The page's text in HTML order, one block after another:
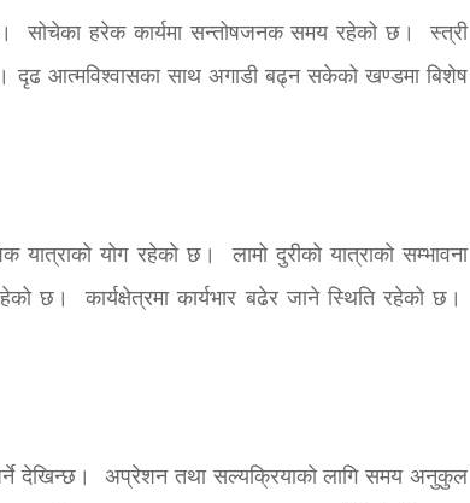
सोचेका हरेक कार्यमा सन्तोषजनक समय रहेको छ। स्त्री
। दृढ आत्मविश्वासका साथ अगाडी बढ्न सकेको खण्डमा बिशेष
योग रहेको छ। लामो दुरीको यात्राको सम्भावना
छ। कार्यक्षेत्रमा कार्यभार बढेर जाने स्थिति रहेको छ।
देखिन्छ। अप्रेशन तथा सल्यक्रियाको लागि समय अनुकुल